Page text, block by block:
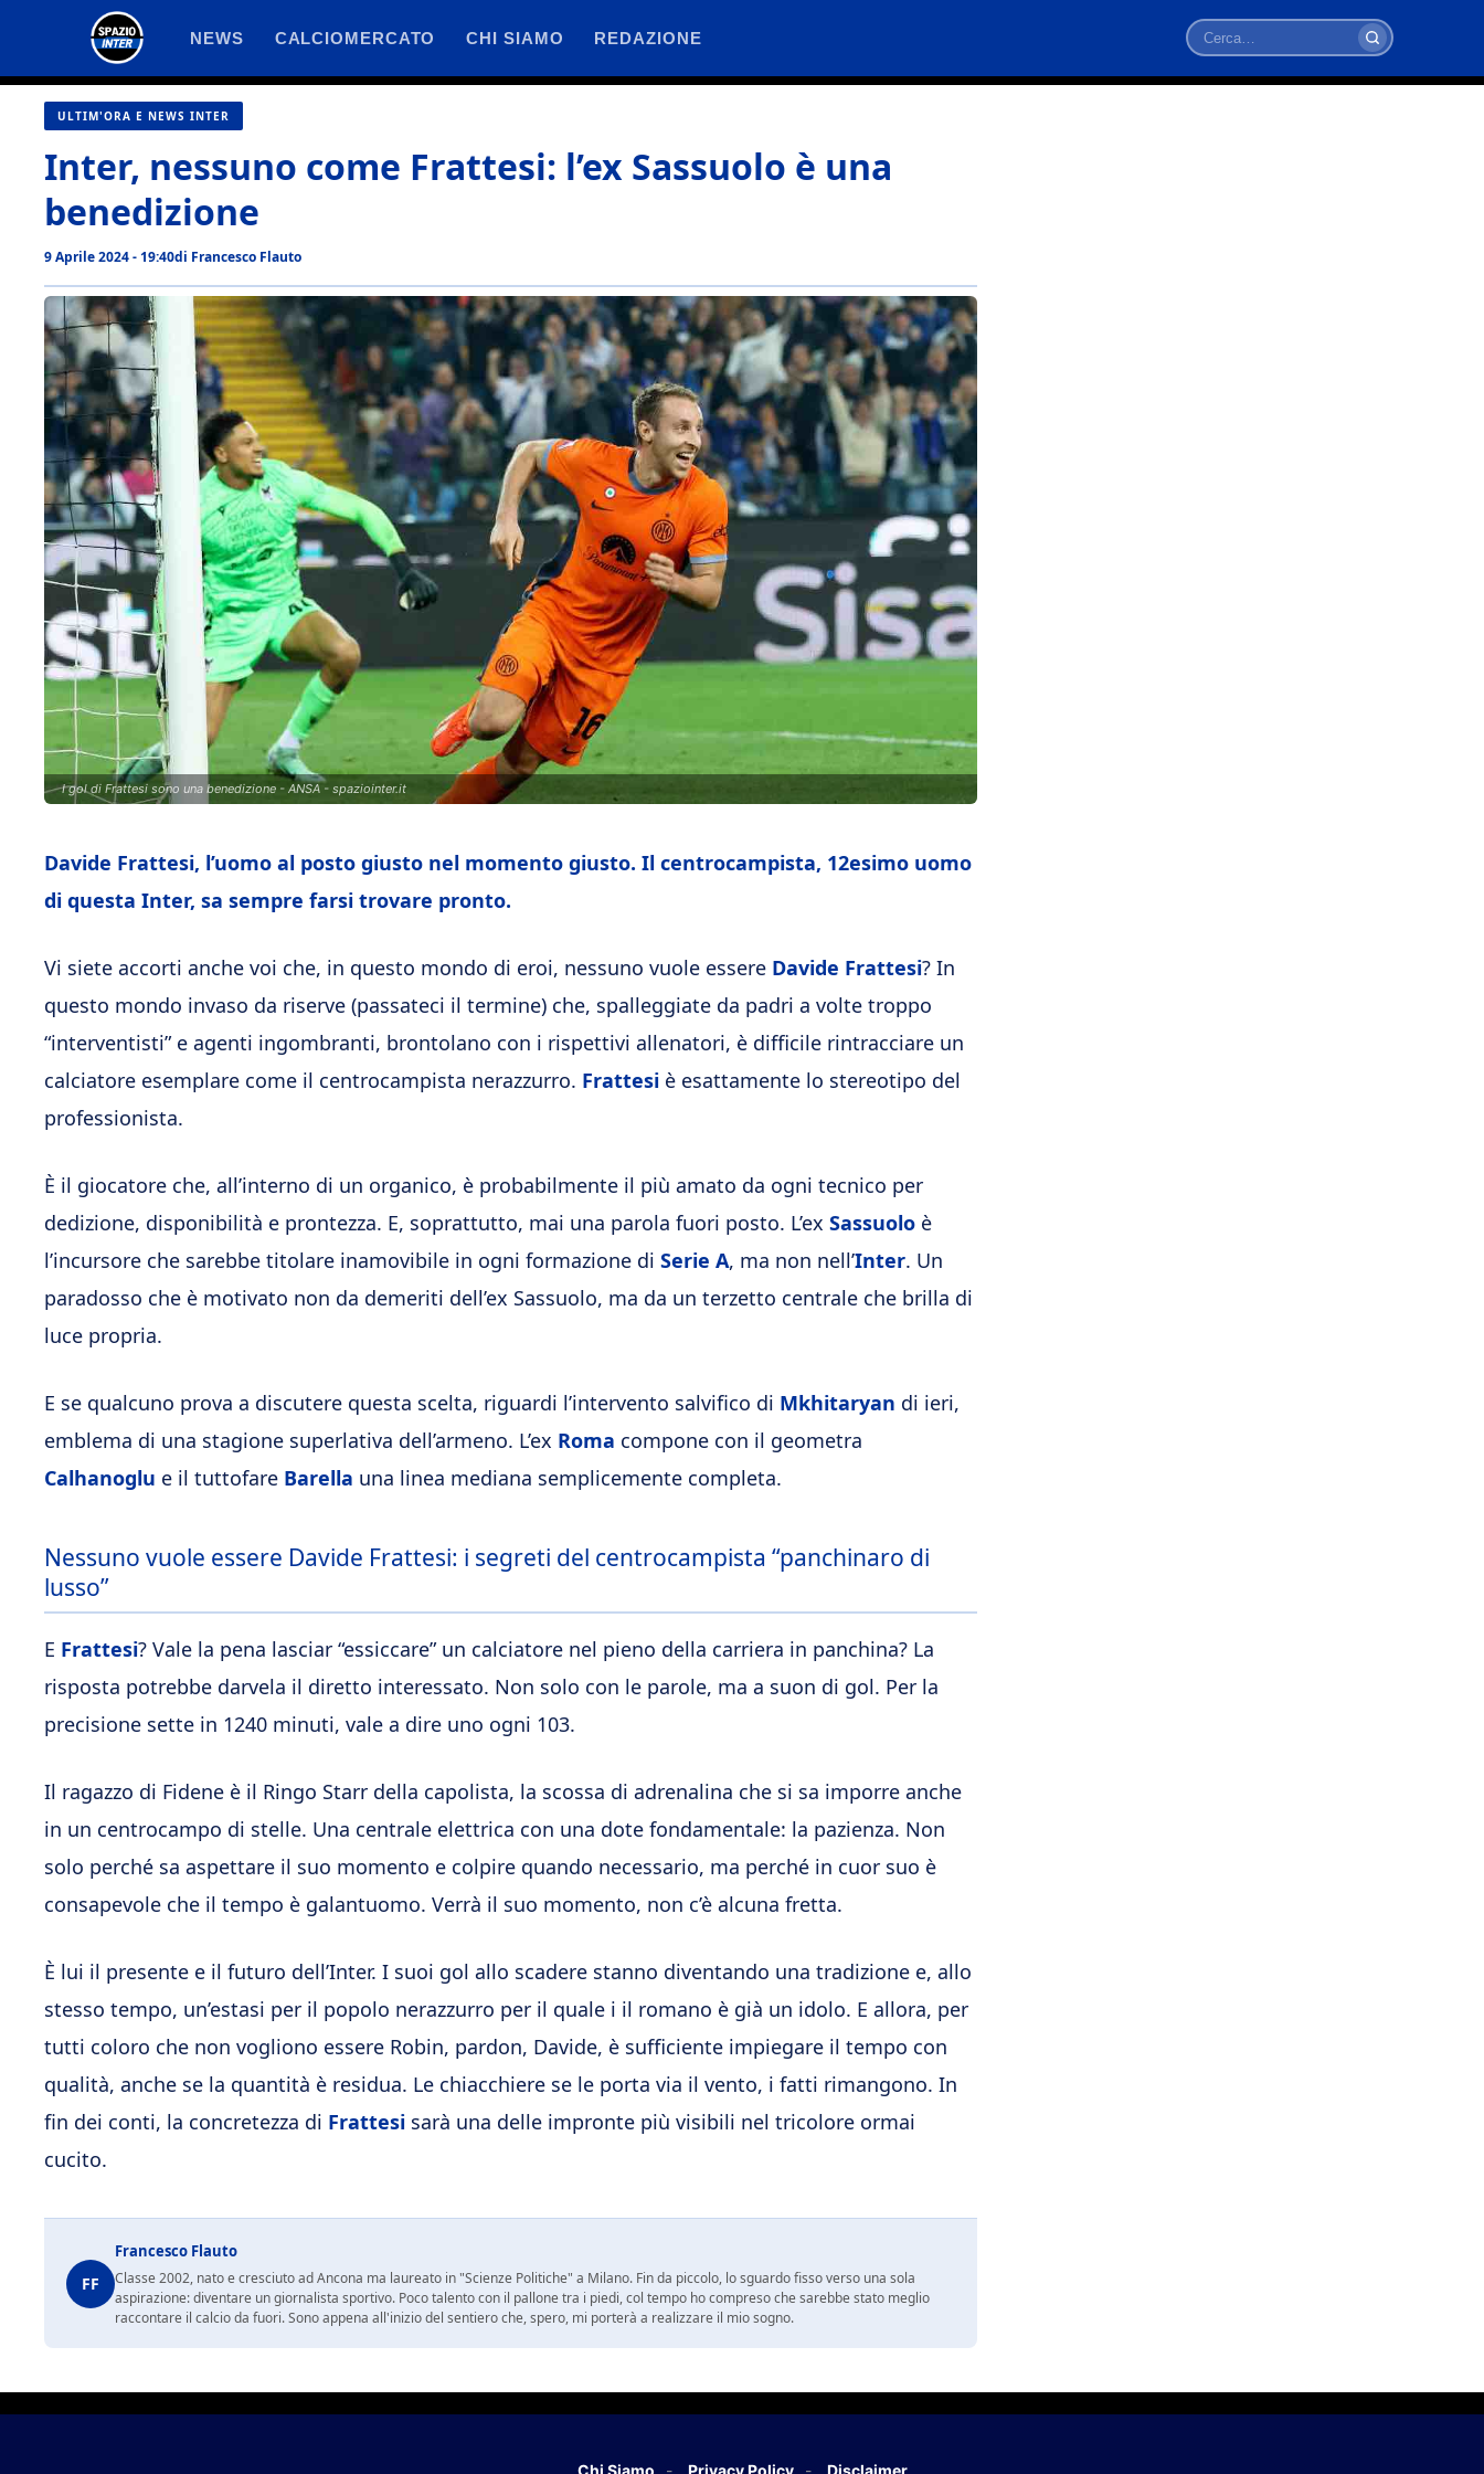
contenuto
NEWS CALCIOMERCATO CHI SIAMO REDAZIONE
Cerca
ULTIM'ORA E NEWS INTER
Inter, nessuno come Frattesi: l’ex Sassuolo è una
benedizione
9 Aprile 2024 - 19:40di Francesco Flauto
I gol di Frattesi sono una benedizione - ANSA - spaziointer.it
Davide Frattesi, l’uomo al posto giusto nel momento giusto. Il centrocampista, 12esimo uomo
di questa Inter, sa sempre farsi trovare pronto.
Vi siete accorti anche voi che, in questo mondo di eroi, nessuno vuole essere Davide Frattesi? In
questo mondo invaso da riserve (passateci il termine) che, spalleggiate da padri a volte troppo
“interventisti” e agenti ingombranti, brontolano con i rispettivi allenatori, è difficile rintracciare un
calciatore esemplare come il centrocampista nerazzurro. Frattesi è esattamente lo stereotipo del
professionista.
È il giocatore che, all’interno di un organico, è probabilmente il più amato da ogni tecnico per
dedizione, disponibilità e prontezza. E, soprattutto, mai una parola fuori posto. L’ex Sassuolo è
l’incursore che sarebbe titolare inamovibile in ogni formazione di Serie A, ma non nell’Inter. Un
paradosso che è motivato non da demeriti dell’ex Sassuolo, ma da un terzetto centrale che brilla di
luce propria.
E se qualcuno prova a discutere questa scelta, riguardi l’intervento salvifico di Mkhitaryan di ieri,
emblema di una stagione superlativa dell’armeno. L’ex Roma compone con il geometra
Calhanoglu e il tuttofare Barella una linea mediana semplicemente completa.
Nessuno vuole essere Davide Frattesi: i segreti del centrocampista “panchinaro di
lusso”
E Frattesi? Vale la pena lasciar “essiccare” un calciatore nel pieno della carriera in panchina? La
risposta potrebbe darvela il diretto interessato. Non solo con le parole, ma a suon di gol. Per la
precisione sette in 1240 minuti, vale a dire uno ogni 103.
Il ragazzo di Fidene è il Ringo Starr della capolista, la scossa di adrenalina che si sa imporre anche
in un centrocampo di stelle. Una centrale elettrica con una dote fondamentale: la pazienza. Non
solo perché sa aspettare il suo momento e colpire quando necessario, ma perché in cuor suo è
consapevole che il tempo è galantuomo. Verrà il suo momento, non c’è alcuna fretta.
È lui il presente e il futuro dell’Inter. I suoi gol allo scadere stanno diventando una tradizione e, allo
stesso tempo, un’estasi per il popolo nerazzurro per il quale i il romano è già un idolo. E allora, per
tutti coloro che non vogliono essere Robin, pardon, Davide, è sufficiente impiegare il tempo con
qualità, anche se la quantità è residua. Le chiacchiere se le porta via il vento, i fatti rimangono. In
fin dei conti, la concretezza di Frattesi sarà una delle impronte più visibili nel tricolore ormai
cucito.
FF
Francesco Flauto
Classe 2002, nato e cresciuto ad Ancona ma laureato in "Scienze Politiche" a Milano. Fin da piccolo, lo sguardo fisso verso una sola
aspirazione: diventare un giornalista sportivo. Poco talento con il pallone tra i piedi, col tempo ho compreso che sarebbe stato meglio
raccontare il calcio da fuori. Sono appena all'inizio del sentiero che, spero, mi porterà a realizzare il mio sogno.
Chi Siamo Privacy Policy Disclaimer